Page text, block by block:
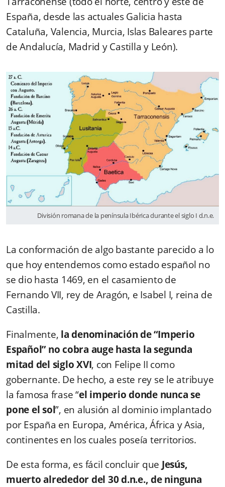
España, desde las actuales Galicia hasta
Cataluña, Valencia, Murcia, Islas Baleares parte
de Andalucía, Madrid y Castilla y León).
División romana de la península Ibérica durante el siglo I d.n.e.
La conformación de algo bastante parecido a lo
que hoy entendemos como estado español no
se dio hasta 1469, en el casamiento de
Fernando VII, rey de Aragón, e Isabel I, reina de
Castilla.
Finalmente, la denominación de “Imperio
Español” no cobra auge hasta la segunda
mitad del siglo XVI, con Felipe II como
gobernante. De hecho, a este rey se le atribuye
la famosa frase “el imperio donde nunca se
pone el sol”, en alusión al dominio implantado
por España en Europa, América, África y Asia,
continentes en los cuales poseía territorios.
De esta forma, es fácil concluir que Jesús,
muerto alrededor del 30 d.n.e., de ninguna